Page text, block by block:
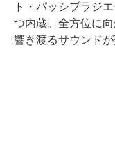
ト・パッシブラジ
つ内蔵。全方位に
響き渡るサウンドが